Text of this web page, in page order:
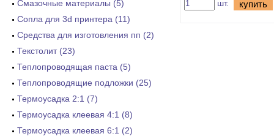
Смазочные материалы (5)
Сопла для 3d принтера (11)
Средства для изготовления пп (2)
Текстолит (23)
Теплопроводящая паста (5)
Теплопроводящие подложки (25)
Термоусадка 2:1 (7)
Термоусадка клеевая 4:1 (8)
Термоусадка клеевая 6:1 (2)
шт. купить